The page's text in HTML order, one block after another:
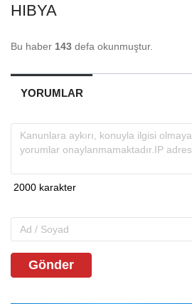
HIBYA
Bu haber 143 defa okunmuştur.
YORUMLAR
Gönder